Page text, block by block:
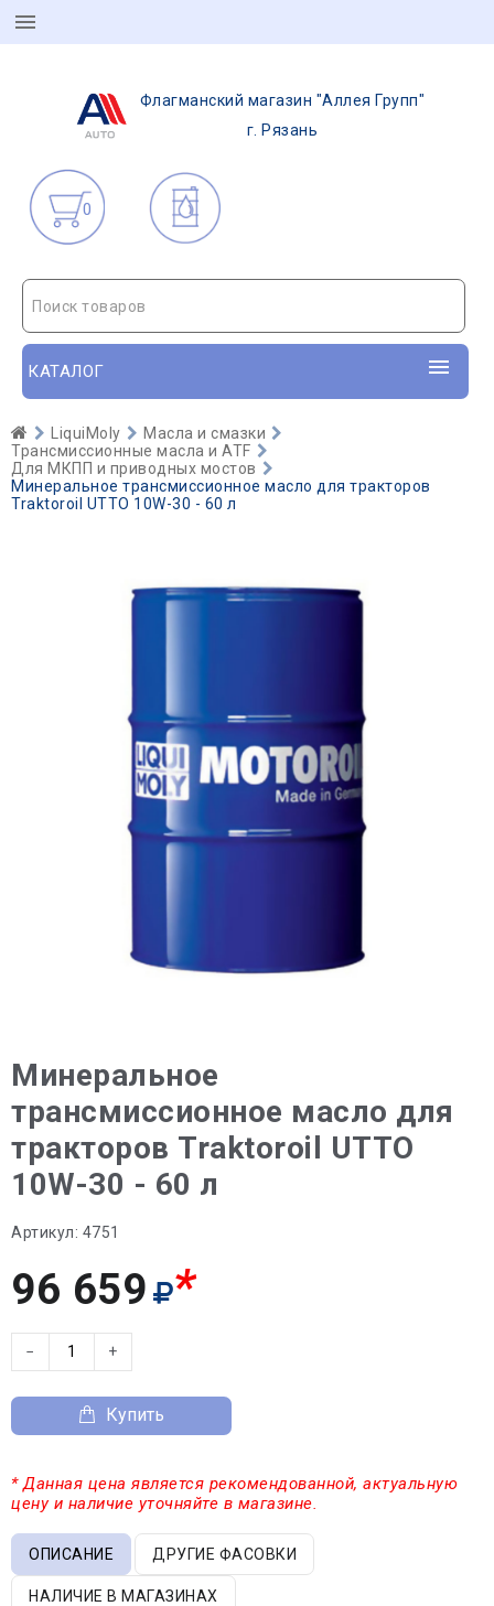
Флагманский магазин "Аллея Групп"
г. Рязань
0
Поиск товаров
КАТАЛОГ
LiquiMoly
Масла и смазки
Трансмиссионные масла и ATF
Для МКПП и приводных мостов
Минеральное трансмиссионное масло для тракторов
Traktoroil UTTO 10W-30 - 60 л
Минеральное
трансмиссионное масло для
тракторов Traktoroil UTTO
10W-30 - 60 л
Артикул: 4751
96 659 *
− +
Купить
* Данная цена является рекомендованной, актуальную
цену и наличие уточняйте в магазине.
ОПИСАНИЕ ДРУГИЕ ФАСОВКИ
НАЛИЧИЕ В МАГАЗИНАХ